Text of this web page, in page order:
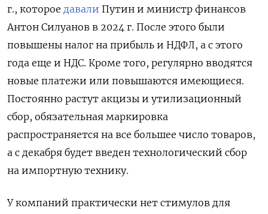
г., которое давали Путин и министр финансов
Антон Силуанов в 2024 г. После этого были
повышены налог на прибыль и НДФЛ, а с этого
года еще и НДС. Кроме того, регулярно вводятся
новые платежи или повышаются имеющиеся.
Постоянно растут акцизы и утилизационный
сбор, обязательная маркировка
распространяется на все большее число товаров,
а с декабря будет введен технологический сбор
на импортную технику.
У компаний практически нет стимулов для